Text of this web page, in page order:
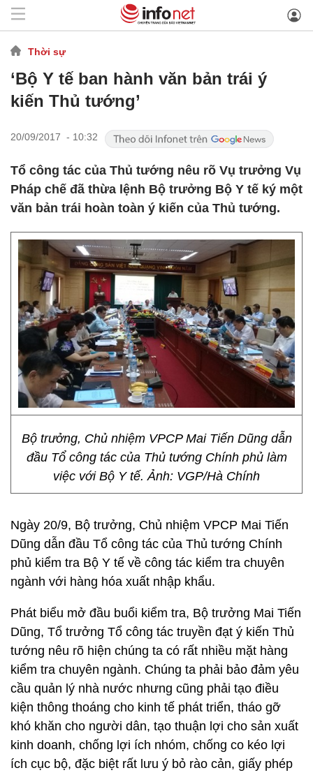
Thời sự
‘Bộ Y tế ban hành văn bản trái ý
kiến Thủ tướng’
20/09/2017 - 10:32
Tổ công tác của Thủ tướng nêu rõ Vụ trưởng Vụ
Pháp chế đã thừa lệnh Bộ trưởng Bộ Y tế ký một
văn bản trái hoàn toàn ý kiến của Thủ tướng.
Bộ trưởng, Chủ nhiệm VPCP Mai Tiến Dũng dẫn
đầu Tổ công tác của Thủ tướng Chính phủ làm
việc với Bộ Y tế. Ảnh: VGP/Hà Chính
Ngày 20/9, Bộ trưởng, Chủ nhiệm VPCP Mai Tiến
Dũng dẫn đầu Tổ công tác của Thủ tướng Chính
phủ kiểm tra Bộ Y tế về công tác kiểm tra chuyên
ngành với hàng hóa xuất nhập khẩu.
Phát biểu mở đầu buổi kiểm tra, Bộ trưởng Mai Tiến
Dũng, Tổ trưởng Tổ công tác truyền đạt ý kiến Thủ
tướng nêu rõ hiện chúng ta có rất nhiều mặt hàng
kiểm tra chuyên ngành. Chúng ta phải bảo đảm yêu
cầu quản lý nhà nước nhưng cũng phải tạo điều
kiện thông thoáng cho kinh tế phát triển, tháo gỡ
khó khăn cho người dân, tạo thuận lợi cho sản xuất
kinh doanh, chống lợi ích nhóm, chống co kéo lợi
ích cục bộ, đặc biệt rất lưu ý bỏ rào cản, giấy phép